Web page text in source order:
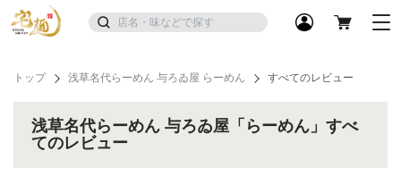
トップ 浅草名代らーめん 与ろゐ屋 らーめん すべてのレビュー
浅草名代らーめん 与ろゐ屋「らーめん」すべ
てのレビュー